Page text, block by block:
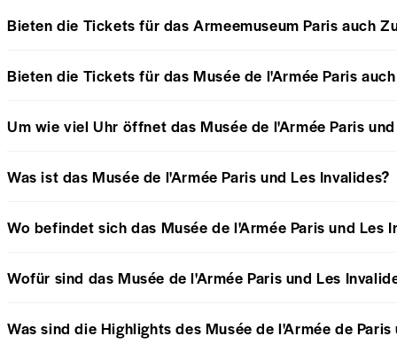
Bieten die Tickets für das Armeemuseum Paris auch
Bieten die Tickets für das Musée de l'Armée Paris
Um wie viel Uhr öffnet das Musée de l'Armée Paris
Was ist das Musée de l'Armée Paris und Les Invalides?
Wo befindet sich das Musée de l'Armée Paris und Les
Wofür sind das Musée de l'Armée Paris und Les
Was sind die Highlights des Musée de l'Armée de Paris